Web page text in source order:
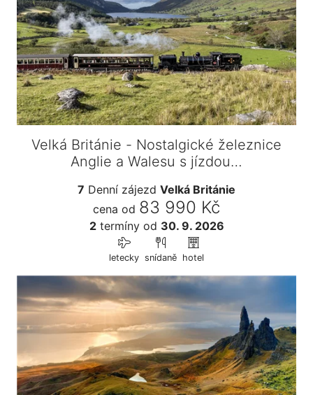
Velká Británie - Nostalgické železnice
Anglie a Walesu s jízdou…
7 Denní zájezd Velká Británie
cena od 83 990 Kč
2termínyod 30. 9. 2026
letecky snídaně hotel